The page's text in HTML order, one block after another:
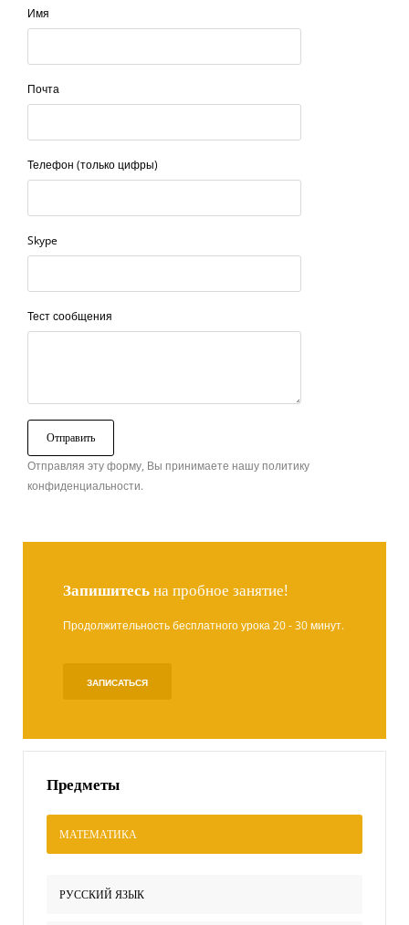
Имя
Почта
Телефон (только цифры)
Skype
Тест сообщения
Отправляя эту форму, Вы принимаете нашу политику
конфиденциальности.
Запишитесьна пробное занятие!
Продолжительность бесплатного урока 20 - 30 минут.
ЗАПИСАТЬСЯ
Предметы
МАТЕМАТИКА
РУССКИЙ ЯЗЫК